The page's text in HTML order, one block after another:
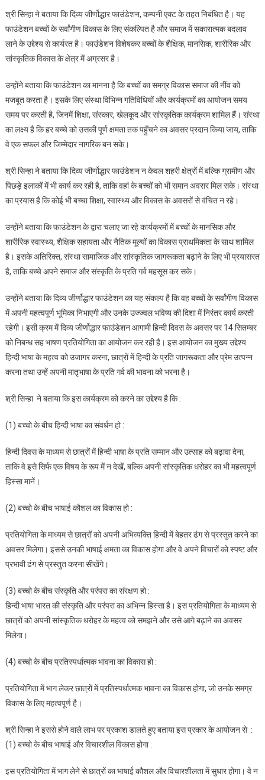
श्री सिन्हा ने बताया कि दिव्य जीर्णोद्धार फाउंडेशन, कम्पनी एक्ट के तहत निबंधित है। यह
फाउंडेशन बच्चों के सर्वांगीण विकास के लिए संकल्पित है और समाज में सकारात्मक बदलाव
लाने के उद्देश्य से कार्यरत है। फाउंडेशन विशेषकर बच्चों के शैक्षिक, मानसिक, शारीरिक और
सांस्कृतिक विकास के क्षेत्र में अग्रसर है।
उन्होंने बताया कि फाउंडेशन का मानना है कि बच्चों का समग्र विकास समाज की नींव को
मजबूत करता है। इसके लिए संस्था विभिन्न गतिविधियों और कार्यक्रमों का आयोजन समय
समय पर करती है, जिनमें शिक्षा, संस्कार, खेलकूद और सांस्कृतिक कार्यक्रम शामिल हैं। संस्था
का लक्ष्य है कि हर बच्चे को उसकी पूर्ण क्षमता तक पहुँचने का अवसर प्रदान किया जाय, ताकि
वे एक सफल और जिम्मेदार नागरिक बन सके।
श्री सिन्हा ने बताया कि दिव्य जीर्णोद्धार फाउंडेशन न केवल शहरी क्षेत्रों में बल्कि ग्रामीण और
पिछड़े इलाकों में भी कार्य कर रही है, ताकि वहां के बच्चों को भी समान अवसर मिल सके। संस्था
का प्रयास है कि कोई भी बच्चा शिक्षा, स्वास्थ्य और विकास के अवसरों से वंचित न रहे।
उन्होंने बताया कि फाउंडेशन के द्वारा चलाए जा रहे कार्यक्रमों में बच्चों के मानसिक और
शारीरिक स्वास्थ्य, शैक्षिक सहायता और नैतिक मूल्यों का विकास प्राथमिकता के साथ शामिल
है। इसके अतिरिक्त, संस्था सामाजिक और सांस्कृतिक जागरूकता बढ़ाने के लिए भी प्रयासरत
है, ताकि बच्चे अपने समाज और संस्कृति के प्रति गर्व महसूस कर सके।
उन्होंने बताया कि दिव्य जीर्णोद्धार फाउंडेशन का यह संकल्प है कि वह बच्चों के सर्वांगीण विकास
में अपनी महत्वपूर्ण भूमिका निभाएगी और उनके उज्ज्वल भविष्य की दिशा में निरंतर कार्य करती
रहेगी। इसी क्रम में दिव्य जीर्णोद्धार फाउंडेशन आगामी हिन्दी दिवस के अवसर पर 14 सितम्बर
को निबन्ध सह भाषण प्रतियोगिता का आयोजन कर रही है। इस आयोजन का मुख्य उद्देश्य
हिन्दी भाषा के महत्व को उजागर करना, छात्रों में हिन्दी के प्रति जागरूकता और प्रेम उत्पन्न
करना तथा उन्हें अपनी मातृभाषा के प्रति गर्व की भावना को भरना है।
श्री सिन्हा ने बताया कि इस कार्यक्रम को करने का उद्देश्य है कि :
(1) बच्चो के बीच हिन्दी भाषा का संवर्धन हो :
हिन्दी दिवस के माध्यम से छात्रों में हिन्दी भाषा के प्रति सम्मान और उत्साह को बढ़ावा देना,
ताकि वे इसे सिर्फ एक विषय के रूप में न देखें, बल्कि अपनी सांस्कृतिक धरोहर का भी महत्वपूर्ण
हिस्सा मानें।
(2) बच्चो के बीच भाषाई कौशल का विकास हो :
प्रतियोगिता के माध्यम से छात्रों को अपनी अभिव्यक्ति हिन्दी में बेहतर ढंग से प्रस्तुत करने का
अवसर मिलेगा। इससे उनकी भाषाई क्षमता का विकास होगा और वे अपने विचारों को स्पष्ट और
प्रभावी ढंग से प्रस्तुत करना सीखेंगे।
(3) बच्चो के बीच संस्कृति और परंपरा का संरक्षण हो :
हिन्दी भाषा भारत की संस्कृति और परंपरा का अभिन्न हिस्सा है। इस प्रतियोगिता के माध्यम से
छात्रों को अपनी सांस्कृतिक धरोहर के महत्व को समझने और उसे आगे बढ़ाने का अवसर
मिलेगा।
(4) बच्चो के बीच प्रतिस्पर्धात्मक भावना का विकास हो :
प्रतियोगिता में भाग लेकर छात्रों में प्रतिस्पर्धात्मक भावना का विकास होगा, जो उनके समग्र
विकास के लिए महत्वपूर्ण है।
श्री सिन्हा ने इससे होने वाले लाभ पर प्रकाश डालते हुए बताया इस प्रकार के आयोजन से :
(1) बच्चो के बीच भाषाई और विचारशील विकास होगा :
इस प्रतियोगिता में भाग लेने से छात्रों का भाषाई कौशल और विचारशीलता में सुधार होगा। वे न